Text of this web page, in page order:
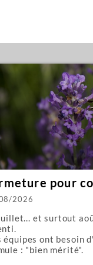
pour
2026
et surtout
équipes ont besoin
: "bien mérité".